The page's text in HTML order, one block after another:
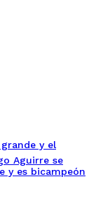
y el
Aguirre se
y es bicampeón